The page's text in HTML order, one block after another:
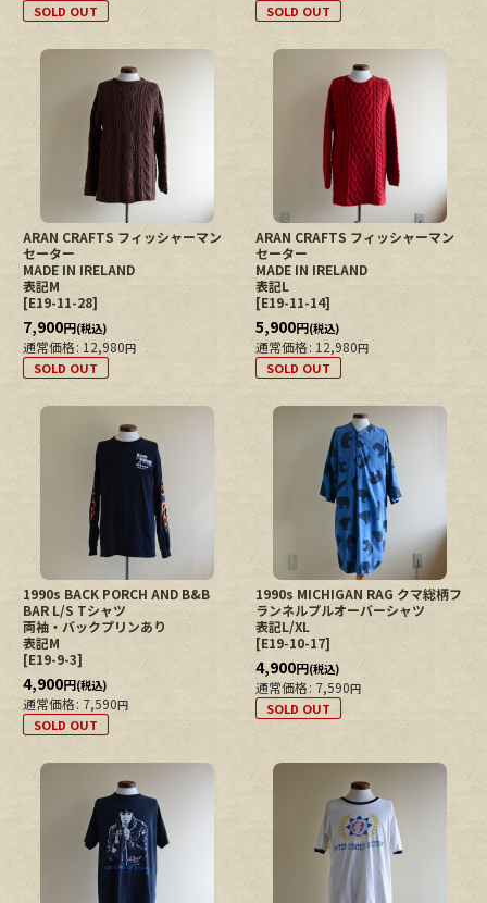
SOLD OUT SOLD OUT
ARAN CRAFTS フィッシャーマン
セーター
MADE IN IRELAND
表記M
[E19-11-28]
7,900円(税込)
通常価格: 12,980円
SOLD OUT
ARAN CRAFTS フィッシャーマン
セーター
MADE IN IRELAND
表記L
[E19-11-14]
5,900円(税込)
通常価格: 12,980円
SOLD OUT
1990s BACK PORCH AND B&B
BAR L/S Tシャツ
両袖・バックプリンあり
表記M
[E19-9-3]
4,900円(税込)
通常価格: 7,590円
SOLD OUT
1990s MICHIGAN RAG クマ総柄フ
ランネルプルオーバーシャツ
表記L/XL
[E19-10-17]
4,900円(税込)
通常価格: 7,590円
SOLD OUT